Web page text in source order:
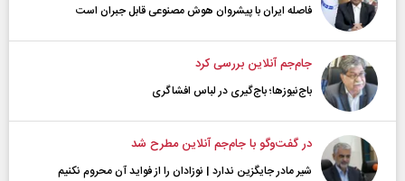
فاصله ایران با پیشرو‌ان هوش مصنوعی قابل جبران است
جام‌جم آنلاین بررسی کرد
باج‌نیوزها؛ باج‌گیری در لباس افشاگری
در گفت‌و‌گو با جام‌جم آنلاین مطرح شد
شیر مادر جایگزین ندارد | نوزادان را از فواید آن محروم نکنیم